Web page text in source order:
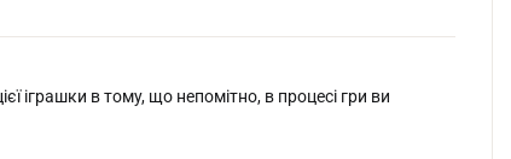
іграшки в тому, що непомітно, в процесі гри ви